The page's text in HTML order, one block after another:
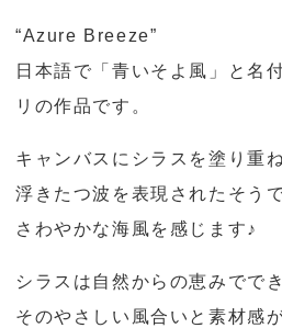
“Azure Breeze”
日本語で「青いそよ風」と名
リの作品です。
キャンバスにシラスを塗り重ね
浮きたつ波を表現されたそうで
さわやかな海風を感じます♪
シラスは自然からの恵みでで
そのやさしい風合いと素材感